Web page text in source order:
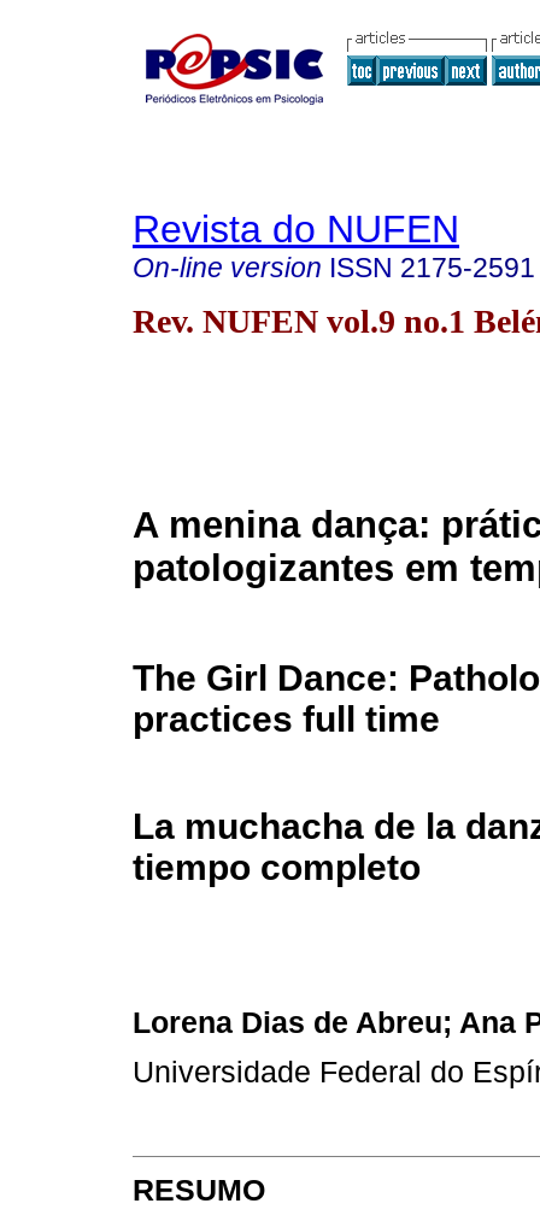
Revista do NUFEN
On-line version ISSN 2175-2591
Rev. NUFEN vol.9 no.1
A menina dança:
patologizantes em
The Girl Dance:
practices full time
La muchacha de la
tiempo completo
Lorena Dias de Abreu; Ana
Universidade Federal do
RESUMO